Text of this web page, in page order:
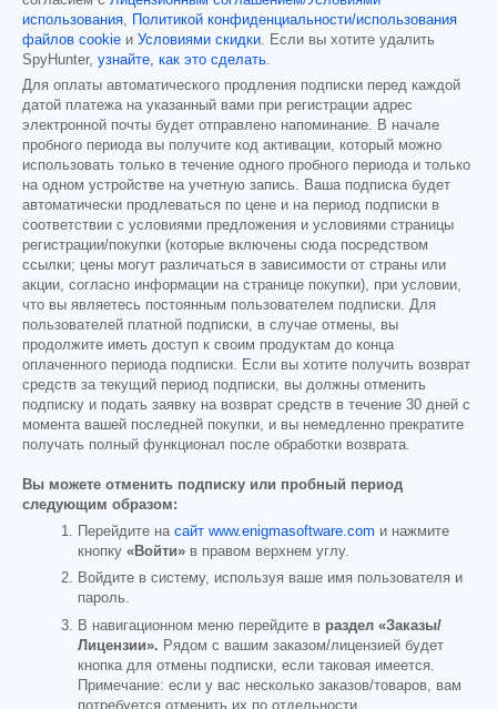
использования
Политикой конфиденциальности/использования
файлов cookie и Условиями скидки . Если вы хотите удалить
SpyHunter, узнайте, как это сделать
Для оплаты автоматического продления подписки перед каждой
датой платежа на указанный вами при регистрации адрес
электронной почты будет отправлено напоминание. В начале
пробного периода вы получите код активации, который можно
использовать только в течение одного пробного периода и только
на одном устройстве на учетную запись. Ваша подписка будет
автоматически продлеваться по цене и на период подписки в
соответствии с условиями предложения и условиями страницы
регистрации/покупки (которые включены сюда посредством
ссылки; цены могут различаться в зависимости от страны или
акции, согласно информации на странице покупки), при условии,
что вы являетесь постоянным пользователем подписки. Для
пользователей платной подписки, в случае отмены, вы
продолжите иметь доступ к своим продуктам до конца
оплаченного периода подписки. Если вы хотите получить возврат
средств за текущий период подписки, вы должны отменить
подписку и подать заявку на возврат средств в течение 30 дней с
момента вашей последней покупки, и вы немедленно прекратите
получать полный функционал после обработки возврата.
Вы можете отменить подписку или пробный период
следующим образом:
Перейдите на сайт www.enigmasoftware.com и нажмите
кнопку «Войти» в правом верхнем углу.
Войдите в систему, используя ваше имя пользователя и
пароль.
В навигационном меню перейдите в раздел «Заказы/
Лицензии». Рядом с вашим заказом/лицензией будет
кнопка для отмены подписки, если таковая имеется.
Примечание: если у вас несколько заказов/товаров, вам
потребуется отменить их по отдельности.